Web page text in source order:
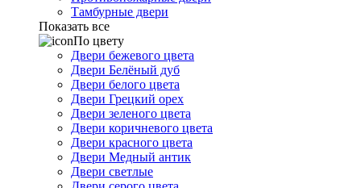
Тамбурные двери
Показать все
По цвету
Двери бежевого цвета
Двери Белёный дуб
Двери белого цвета
Двери Грецкий орех
Двери зеленого цвета
Двери коричневого цвета
Двери красного цвета
Двери Медный антик
Двери светлые